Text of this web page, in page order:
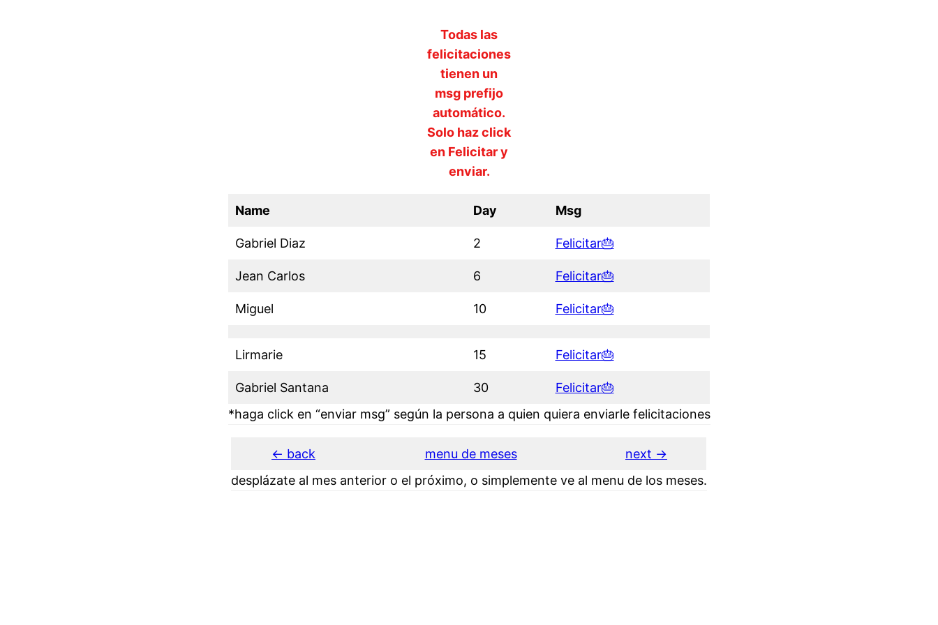
Todas las
felicitaciones
tienen un
msg prefijo
automático.
Solo haz click
en Felicitar y
enviar.
Name Day Msg
Gabriel Diaz 2 Felicitar🎂
Jean Carlos 6 Felicitar🎂
Miguel 10 Felicitar🎂
Lirmarie 15 Felicitar🎂
Gabriel Santana 30
Felicitar🎂
*haga click en “enviar msg” según la persona a quien quiera enviarle felicitaciones
<- back menu de meses
next ->
desplázate al mes anterior o el próximo, o simplemente ve al menu de los meses.